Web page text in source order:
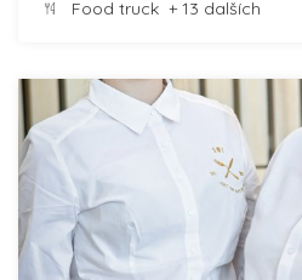
Food truck + 13 dalších